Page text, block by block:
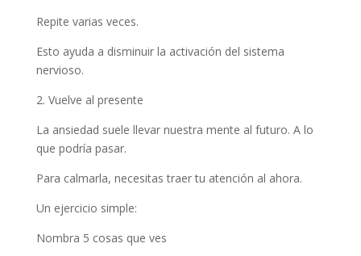
Repite varias veces.
Esto ayuda a disminuir la activación del sistema
nervioso.
2. Vuelve al presente
La ansiedad suele llevar nuestra mente al futuro. A lo
que podría pasar.
Para calmarla, necesitas traer tu atención al ahora.
Un ejercicio simple:
Nombra 5 cosas que ves